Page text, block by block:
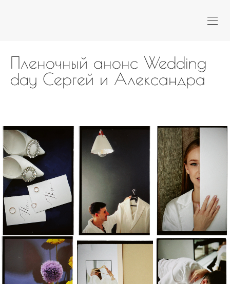
Пленочный анонс Wedding
day Сергей и Александра